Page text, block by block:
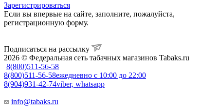
Зарегистрироваться
Если вы впервые на сайте, заполните, пожалуйста,
регистрационную форму.
Подписаться на рассылку
2026 © Федеральная сеть табачных магазинов Tabaks.ru
8(800)511-56-58
8(800)511-56-58ежедневно с 10:00 до 22:00
8(904)931-42-74viber, whatsapp
info@tabaks.ru